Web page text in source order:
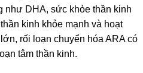
như DHA, sức khỏe thần kinh
kinh khỏe mạnh và hoạt
rối loạn chuyển hóa ARA có
tâm thần kinh.